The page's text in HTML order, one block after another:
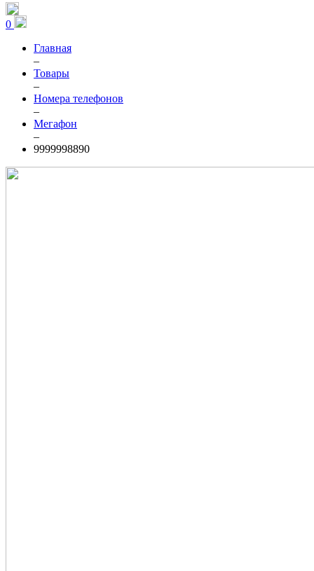
0
Главная
–
Товары
–
Номера телефонов
–
Мегафон
–
9999998890